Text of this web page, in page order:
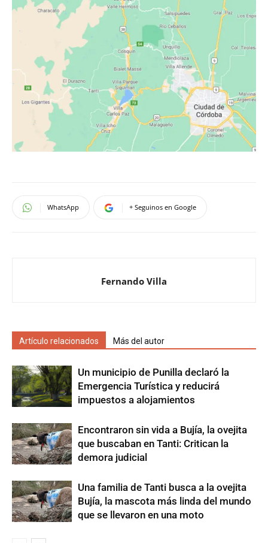
WhatsApp + Seguinos en Google
Fernando Villa
Artículo relacionados Más del autor
Un municipio de Punilla declaró la
Emergencia Turística y reducirá
impuestos a alojamientos
Encontraron sin vida a Bujía, la ovejita
que buscaban en Tanti: Critican la
demora judicial
Una familia de Tanti busca a la ovejita
Bujía, la mascota más linda del mundo
que se llevaron en una moto